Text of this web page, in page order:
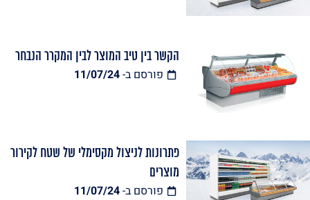
הקשר בין טיב המוצר לבין המקרר הנבחר
פורסם ב-11/07/24
פתרונות לניצול מקסימלי של שטח לקירור
מוצרים
פורסם ב-11/07/24